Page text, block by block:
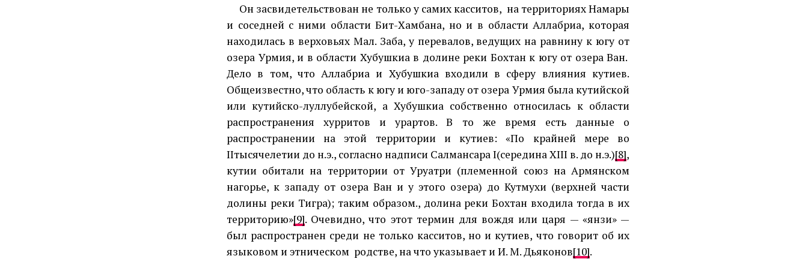
Он засвидетельствован не только у самих касситов, на территориях Намары
и соседней с ними области Бит-Хамбана, но и в области Аллабриа, которая
находилась в верховьях Мал. Заба, у перевалов, ведущих на равнину к югу от
озера Урмия, и в области Хубушкиа в долине реки Бохтан к югу от озера Ван.
Дело в том, что Аллабриа и Хубушкиа входили в сферу влияния кутиев.
Общеизвестно, что область к югу и юго-западу от озера Урмия была кутийской
или кутийско-луллубейской, а Хубушкиа собственно относилась к области
распространения хурритов и урартов. В то же время есть данные о
распространении на этой территории и кутиев: «По крайней мере во
IIтысячелетии до н.э., согласно надписи Салмансара I(середина XIII в. до н.э.)[8],
кутии обитали на территории от Уруатри (племенной союз на Армянском
нагорье, к западу от озера Ван и у этого озера) до Кутмухи (верхней части
долины реки Тигра); таким образом., долина реки Бохтан входила тогда в их
территорию»[9]. Очевидно, что этот термин для вождя или царя — «янзи» —
был распространен среди не только касситов, но и кутиев, что говорит об их
языковом и этническом родстве, на что указывает и И. М. Дьяконов[10].